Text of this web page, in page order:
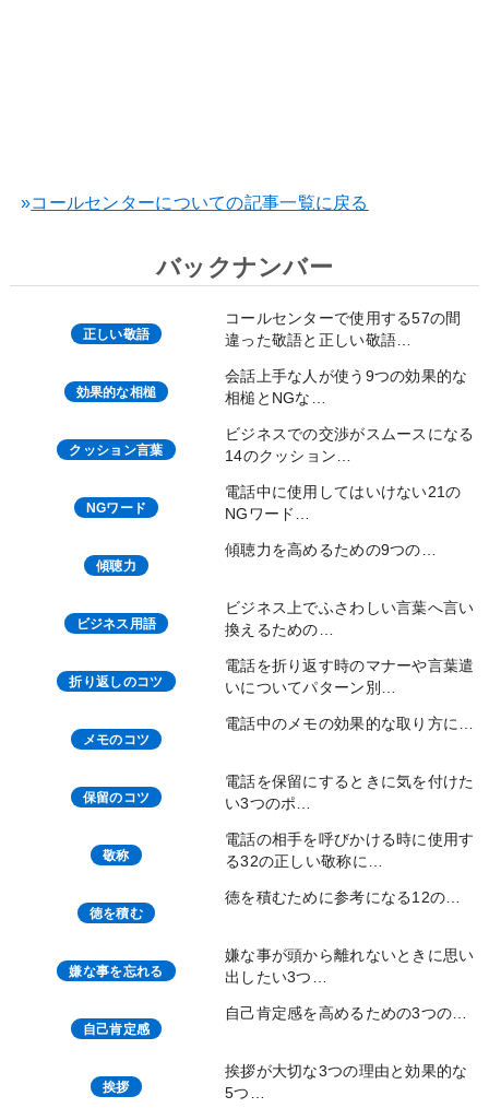
»コールセンターについての記事一覧に戻る
バックナンバー
正しい敬語
コールセンターで使用する57の間
違った敬語と正しい敬語…
効果的な相槌
会話上手な人が使う9つの効果的な
相槌とNGな…
クッション言葉
ビジネスでの交渉がスムースになる
14のクッション…
NGワード
電話中に使用してはいけない21の
NGワード…
傾聴力
傾聴力を高めるための9つの…
ビジネス用語
ビジネス上でふさわしい言葉へ言い
換えるための…
折り返しのコツ
電話を折り返す時のマナーや言葉遣
いについてパターン別…
メモのコツ
電話中のメモの効果的な取り方に…
保留のコツ
電話を保留にするときに気を付けた
い3つのポ…
敬称
電話の相手を呼びかける時に使用す
る32の正しい敬称に…
徳を積む
徳を積むために参考になる12の…
嫌な事を忘れる
嫌な事が頭から離れないときに思い
出したい3つ…
自己肯定感
自己肯定感を高めるための3つの…
挨拶
挨拶が大切な3つの理由と効果的な
5つ…